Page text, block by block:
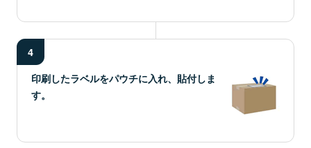
4
印刷したラベルをパウチに入れ、貼付しま
す。